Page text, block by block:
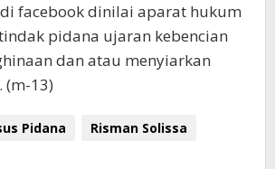
facebook dinilai aparat hukum
pidana ujaran kebencian
dan atau menyiarkan
(m-13)
Pidana
Risman Solissa